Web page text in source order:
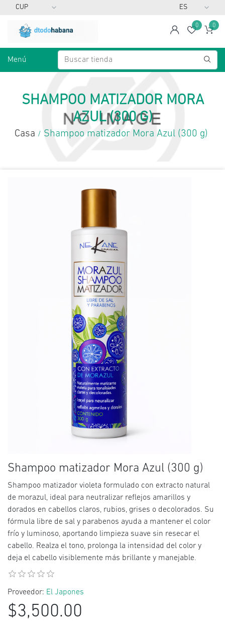
spanLista
0 0
Menú
SHAMPOO MATIZADOR MORA
AZUL (300 G)
Casa / Shampoo matizador Mora Azul (300 g)
Shampoo matizador Mora Azul (300 g)
Shampoo matizador violeta formulado con extracto natural
de morazul, ideal para neutralizar reflejos amarillos y
dorados en cabellos claros, rubios, grises o decolorados. Su
fórmula libre de sal y parabenos ayuda a mantener el color
frío y luminoso, aportando limpieza suave sin resecar el
cabello. Realza el tono, prolonga la intensidad del color y
deja el cabello visiblemente más brillante y manejable.
Proveedor: El Japones
$3,500.00